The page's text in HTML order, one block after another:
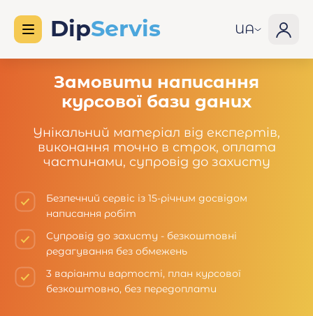
UA
Замовити написання
курсової бази даних
Унікальний матеріал від експертів,
виконання точно в строк, оплата
частинами, супровід до захисту
Безпечний сервіс із 15-річним досвідом
написання робіт
Супровід до захисту - безкоштовні
редагування без обмежень
3 варіанти вартості, план курсової
безкоштовно, без передоплати